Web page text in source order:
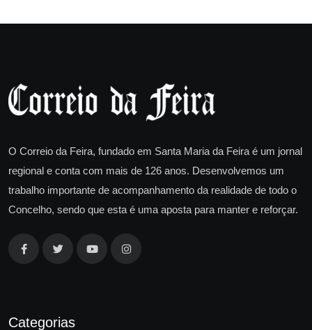
O Correio da Feira, fundado em Santa Maria da Feira é um jornal
regional e conta com mais de 126 anos. Desenvolvemos um
trabalho importante de acompanhamento da realidade de todo o
Concelho, sendo que esta é uma aposta para manter e reforçar.
Categorias